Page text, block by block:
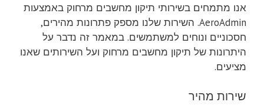
אנו מתמחים בשירותי תיקון מחשבים מרחוק באמצעות
AeroAdmin. השירות שלנו מספק פתרונות מהירים,
חסכוניים ונוחים למשתמשים. במאמר זה נדבר על
היתרונות של תיקון מחשבים מרחוק ועל השירותים שאנו
מציעים.
שירות מהיר